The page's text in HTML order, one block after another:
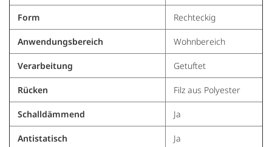
Form Rechteckig
Anwendungsbereich Wohnbereich
Verarbeitung Getuftet
Rücken Filz aus Polyester
Schalldämmend Ja
Antistatisch Ja